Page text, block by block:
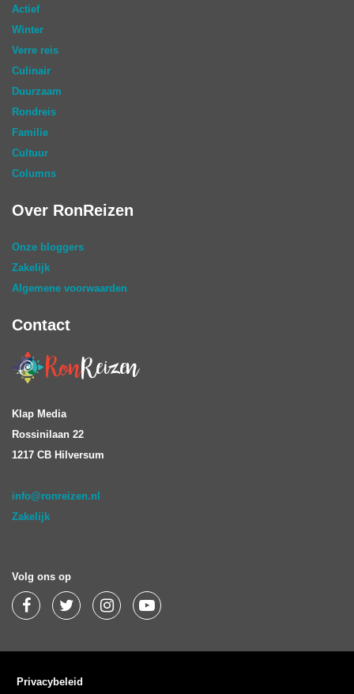
Actief
Winter
Verre reis
Culinair
Duurzaam
Rondreis
Familie
Cultuur
Columns
Over RonReizen
Onze bloggers
Zakelijk
Algemene voorwaarden
Contact
Klap Media
Rossinilaan 22
1217 CB Hilversum
info@ronreizen.nl
Zakelijk
Volg ons op
Privacybeleid